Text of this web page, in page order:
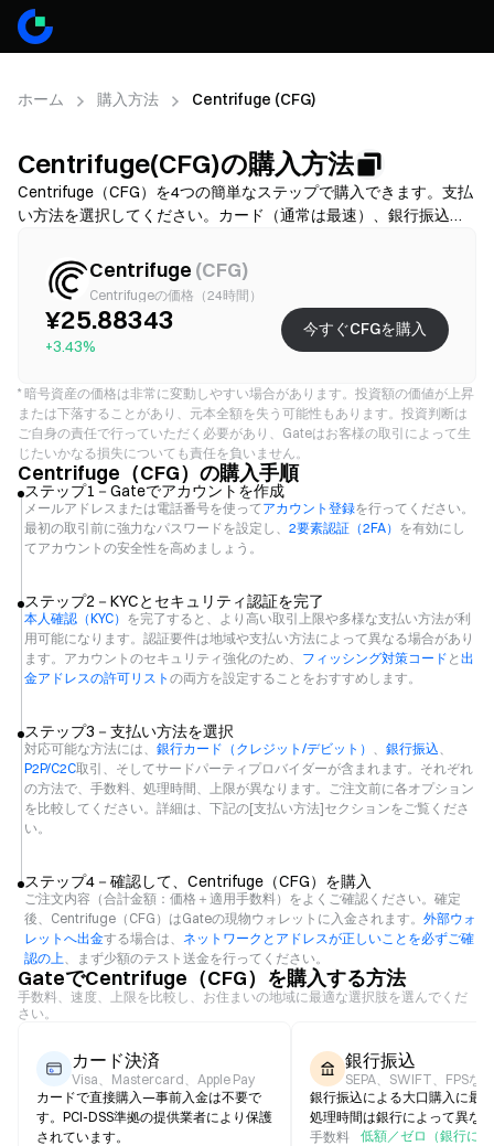
ホーム 購入方法 Centrifuge (CFG)
Centrifuge(CFG)の購入方法
Centrifuge（CFG）を4つの簡単なステップで購入できます。支払
い方法を選択してください。カード（通常は最速）、銀行振込
す）、またはP2P/C2C（選択肢は多いですが、詐欺リスクが高い
です）から選び、その後、総コスト（提供業者手数料＋スプレッ
ド）を確認し、必要に応じてKYCを完了し、2FAでアカウントを保
護してください。利用可能性、上限、手数料、処理時間は地域と
提供業者により異なります。
Centrifuge (CFG)
Centrifugeの価格（24時間）
¥25.88343
+3.43%
今すぐCFGを購入
* 暗号資産の価格は非常に変動しやすい場合があります。投資額の価値が上昇
または下落することがあり、元本全額を失う可能性もあります。投資判断は
ご自身の責任で行っていただく必要があり、Gateはお客様の取引によって生
じたいかなる損失についても責任を負いません。
Centrifuge（CFG）の購入手順
ステップ1－Gateでアカウントを作成
メールアドレスまたは電話番号を使ってアカウント登録を行ってください。
最初の取引前に強力なパスワードを設定し、 2要素認証（2FA） を有効にし
てアカウントの安全性を高めましょう。
ステップ2－KYCとセキュリティ認証を完了
本人確認（KYC） を完了すると、より高い取引上限や多様な支払い方法が利
用可能になります。認証要件は地域や支払い方法によって異なる場合があり
ます。アカウントのセキュリティ強化のため、 フィッシング対策コード と 出
金アドレスの許可リスト の両方を設定することをおすすめします。
ステップ3－支払い方法を選択
対応可能な方法には、 銀行カード（クレジット/デビット） 、 銀行振込、
P2P/C2C取引、そしてサードパーティプロバイダーが含まれます。それぞれ
の方法で、手数料、処理時間、上限が異なります。ご注文前に各オプション
を比較してください。詳細は、下記の[支払い方法]セクションをご覧くださ
い。
ステップ4－確認して、Centrifuge（CFG）を購入
ご注文内容（合計金額：価格＋適用手数料）をよくご確認ください。確定
後、Centrifuge（CFG）はGateの現物ウォレットに入金されます。 外部ウォ
レットへ出金する場合は、 ネットワークとアドレスが正しいことを必ずご確
認の上、まず少額のテスト送金を行ってください。
GateでCentrifuge（CFG）を購入する方法
手数料、速度、上限を比較し、お住まいの地域に最適な選択肢を選んでくだ
さい。
カード決済
Visa、Mastercard、Apple Pay
カードで直接購入—事前入金は不要で
す。PCI-DSS準拠の提供業者により保護
されています。
銀行振込
SEPA、SWIFT、FPSなど
銀行振込による大口購入に最
処理時間は銀行によって異な
手数料
低額／ゼロ（銀行に